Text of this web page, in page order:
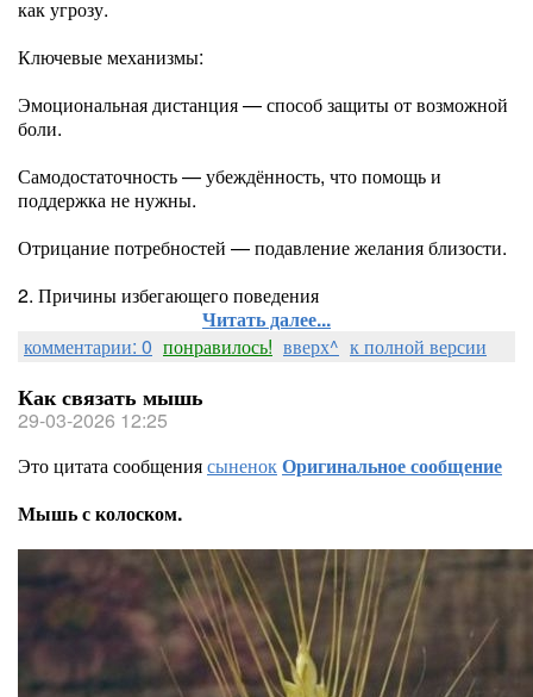
как угрозу.
Ключевые механизмы:
Эмоциональная дистанция — способ защиты от возможной
боли.
Самодостаточность — убеждённость, что помощь и
поддержка не нужны.
Отрицание потребностей — подавление желания близости.
2. Причины избегающего поведения
Читать далее...
комментарии: 0 понравилось! вверх^ к полной версии
Как связать мышь
29-03-2026 12:25
Это цитата сообщениясыненокОригинальное сообщение
Мышь с колоском.